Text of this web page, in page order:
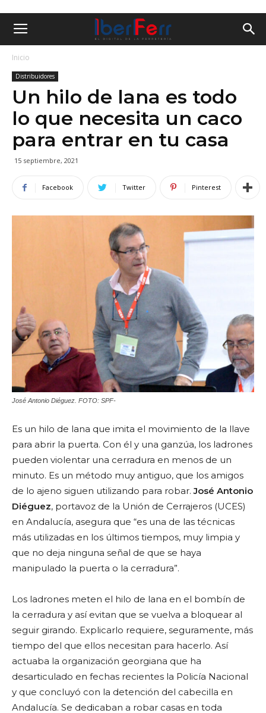
Inicio
Distribuidores
Un hilo de lana es todo
lo que necesita un caco
para entrar en tu casa
15 septiembre, 2021
Facebook Twitter Pinterest
José Antonio Diéguez. FOTO: SPF-
Es un hilo de lana que imita el movimiento de la llave
para abrir la puerta. Con él y una ganzúa, los ladrones
pueden violentar una cerradura en menos de un
minuto. Es un método muy antiguo, que los amigos
de lo ajeno siguen utilizando para robar.José Antonio
Diéguez, portavoz de la Unión de Cerrajeros (UCES)
en Andalucía, asegura que “es una de las técnicas
más utilizadas en los últimos tiempos, muy limpia y
que no deja ninguna señal de que se haya
manipulado la puerta o la cerradura”.
Los ladrones meten el hilo de lana en el bombín de
la cerradura y así evitan que se vuelva a bloquear al
seguir girando. Explicarlo requiere, seguramente, más
tiempo del que ellos necesitan para hacerlo. Así
actuaba la organización georgiana que ha
desarticulado en fechas recientes la Policía Nacional
y que concluyó con la detención del cabecilla en
Andalucía. Se dedicaban a robar casas en toda